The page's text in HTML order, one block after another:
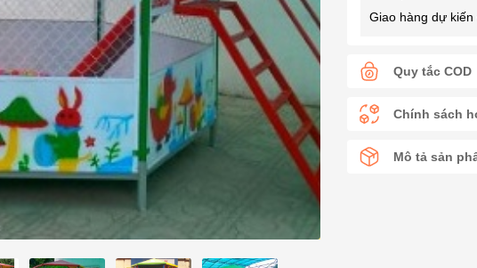
Giao hàng dự kiến
Quy tắc COD
Chính sách
Mô tả sản